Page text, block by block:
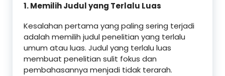
1. Memilih Judul yang Terlalu Luas
Kesalahan pertama yang paling sering terjadi
adalah memilih judul penelitian yang terlalu
umum atau luas. Judul yang terlalu luas
membuat penelitian sulit fokus dan
pembahasannya menjadi tidak terarah.